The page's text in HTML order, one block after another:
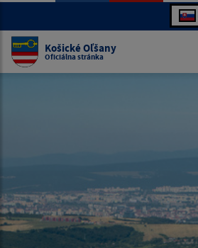
Košické Oľšany
Oficiálna stránka